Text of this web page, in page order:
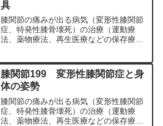
具
膝関節の痛みが出る病気（変形性膝関節
症、特発性膝骨壊死）の治療（運動療
法、薬物療法、再生医療などの保存療
専門医（人工関節手術を専門）の塗山正
宏が色々と説明します。
膝関節199 変形性膝関節症と身
体の姿勢
膝関節の痛みが出る病気（変形性膝関節
症、特発性膝骨壊死）の治療（運動療
法、薬物療法、再生医療などの保存療